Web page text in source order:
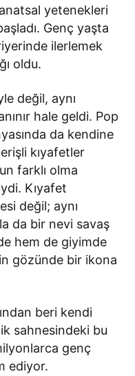
yetenekleri
Genç yaşta
ilerlemek
oldu.
değil, aynı
hale geldi. Pop
da kendine
kıyafetler
farklı olma
Kıyafet
değil; aynı
da bir nevi savaş
hem de giyimde
gözünde bir ikona
beri kendi
sahnesindeki bu
genç
ediyor.